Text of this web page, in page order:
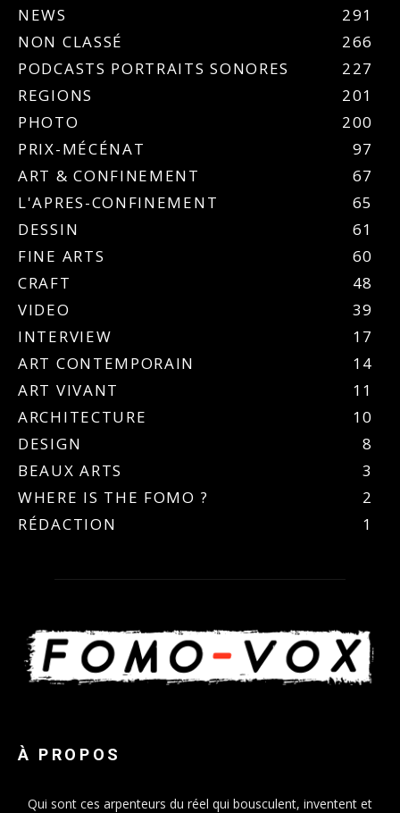
NEWS
291
NON CLASSÉ
266
PODCASTS PORTRAITS SONORES
227
REGIONS
201
PHOTO
200
PRIX-MÉCÉNAT
97
ART & CONFINEMENT
67
L'APRES-CONFINEMENT
65
DESSIN
61
FINE ARTS
60
CRAFT
48
VIDEO
39
INTERVIEW
17
ART CONTEMPORAIN
14
ART VIVANT
11
ARCHITECTURE
10
DESIGN
8
BEAUX ARTS
3
WHERE IS THE FOMO ?
2
RÉDACTION
1
À PROPOS
Qui sont ces arpenteurs du réel qui bousculent, inventent et